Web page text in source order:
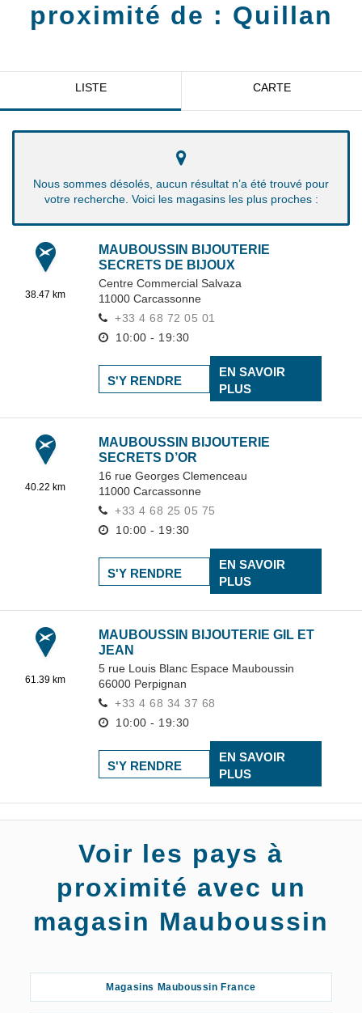
proximité de : Quillan
LISTE CARTE
Nous sommes désolés, aucun résultat n’a été trouvé pour
votre recherche. Voici les magasins les plus proches :
38.47 km
MAUBOUSSIN BIJOUTERIE
SECRETS DE BIJOUX
Centre Commercial Salvaza
11000 Carcassonne
+33 4 68 72 05 01
10:00 - 19:30
EN SAVOIR
PLUS
S'Y RENDRE
40.22 km
MAUBOUSSIN BIJOUTERIE
SECRETS D’OR
16 rue Georges Clemenceau
11000 Carcassonne
+33 4 68 25 05 75
10:00 - 19:30
EN SAVOIR
PLUS
S'Y RENDRE
61.39 km
MAUBOUSSIN BIJOUTERIE GIL ET
JEAN
5 rue Louis Blanc Espace Mauboussin
66000 Perpignan
+33 4 68 34 37 68
10:00 - 19:30
EN SAVOIR
PLUS
S'Y RENDRE
Voir les pays à
proximité avec un
magasin Mauboussin
Magasins Mauboussin France